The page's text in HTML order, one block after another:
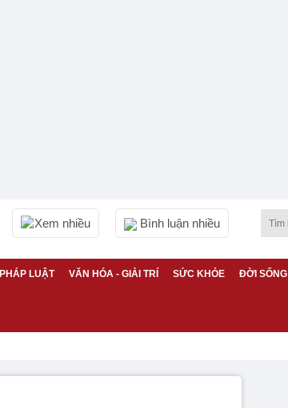
Xem nhiều Bình luận nhiều
PHÁP LUẬT VĂN HÓA - GIẢI TRÍ SỨC KHỎE ĐỜI SỐNG